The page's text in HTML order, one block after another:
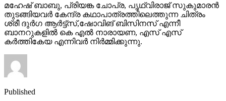
മഹേഷ് ബാബു, പ്രിയങ്ക ചോപ്ര, പൃഥ്വിരാജ് സുകുമാരൻ
തുടങ്ങിയവർ കേന്ദ്ര കഥാപാത്രത്തിലെത്തുന്ന ചിത്രം
ശ്രീ ദുർഗ ആർട്ട്സ്,ഷോവിങ് ബിസിനസ് എന്നീ
ബാനറുകളിൽ കെ എൽ നാരായണ, എസ് എസ്
കർത്തികേയ എന്നിവർ നിർമ്മിക്കുന്നു.
Published